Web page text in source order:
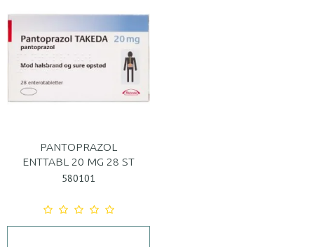
PANTOPRAZOL
ENTTABL 20 MG 28 ST
580101